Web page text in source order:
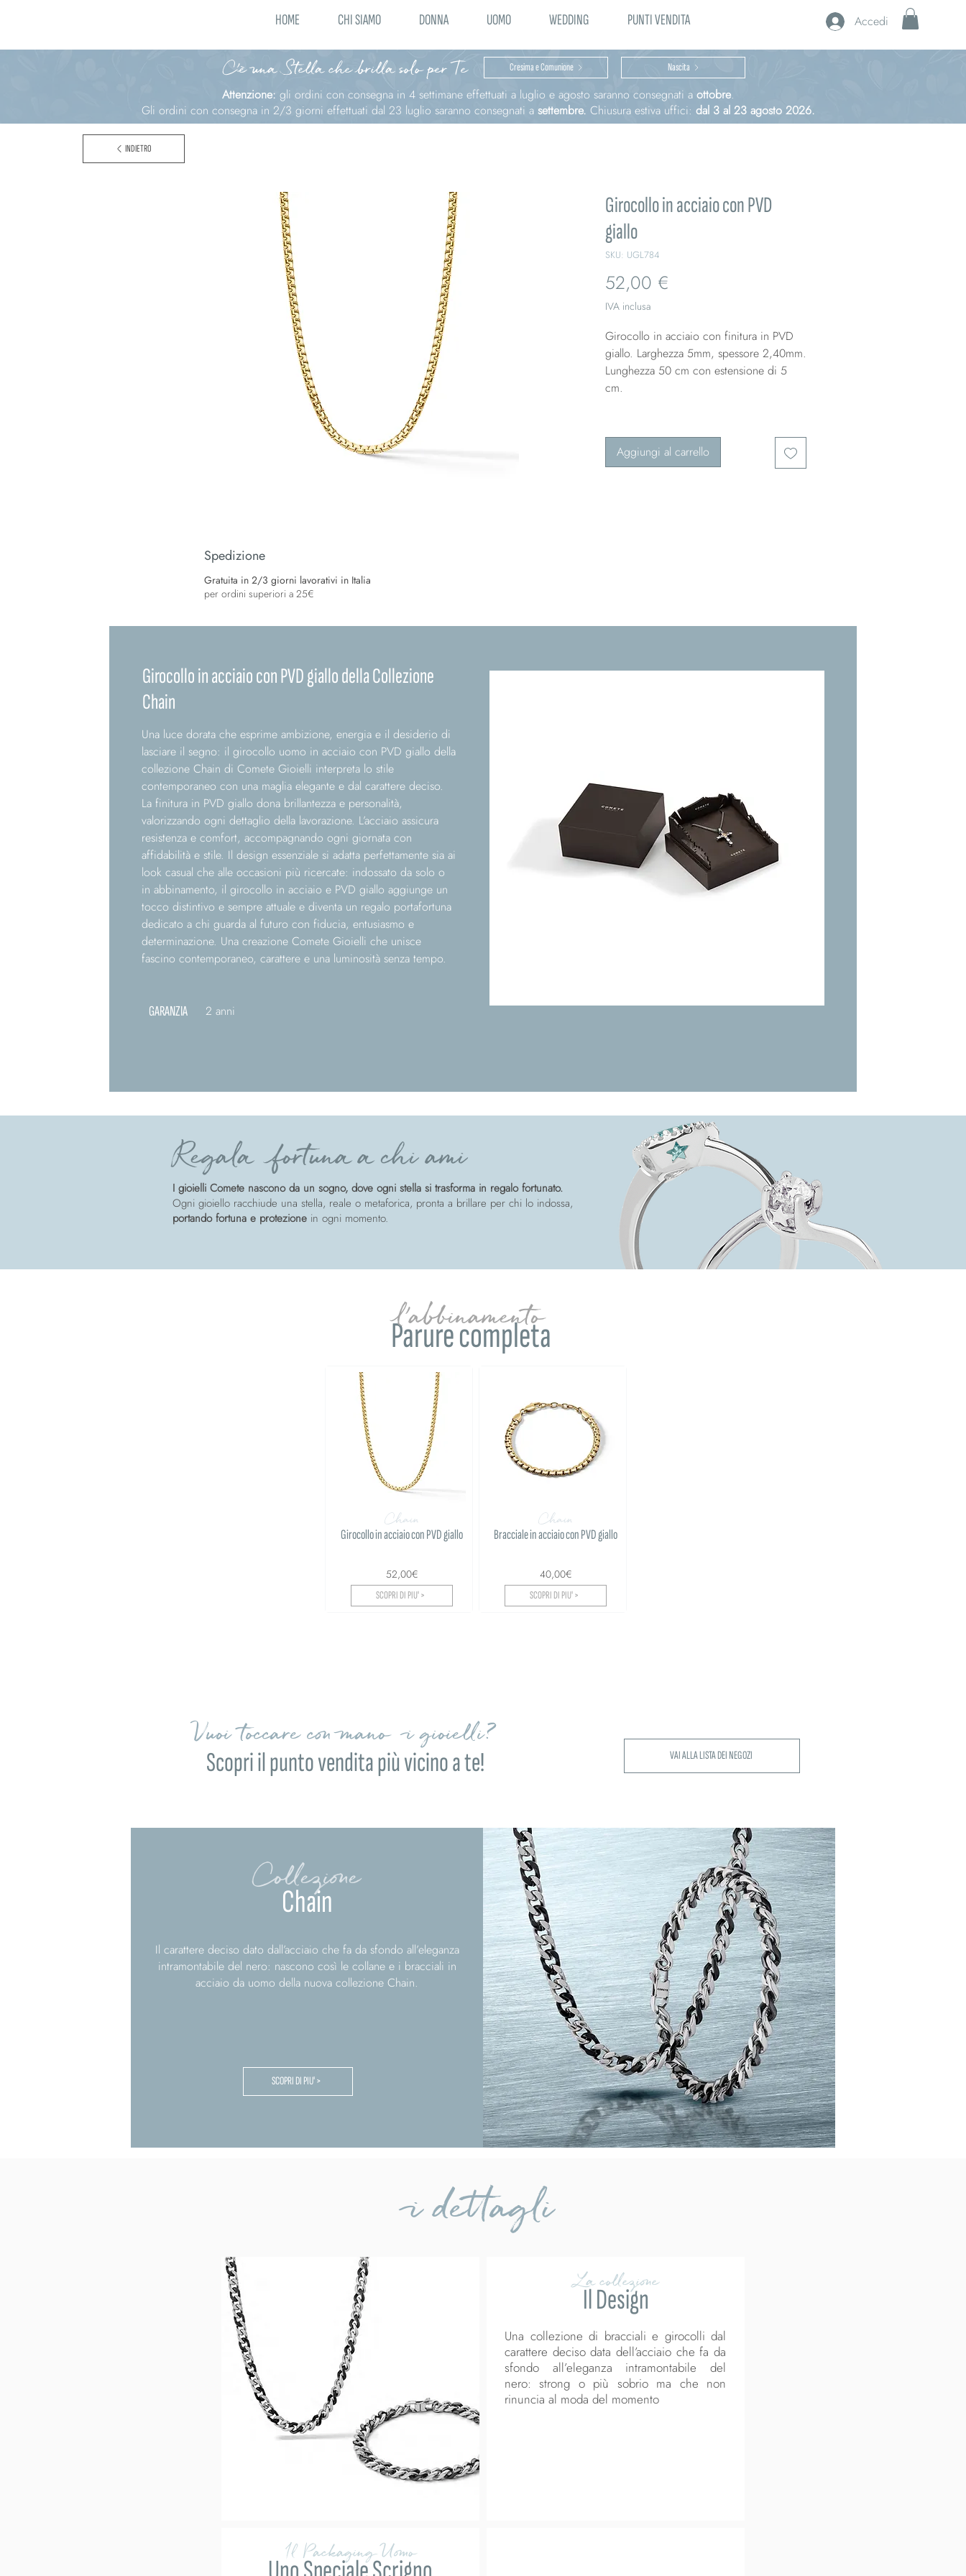
HOME CHI SIAMO DONNA UOMO WEDDING PUNTI VENDITA Accedi
C'è una Stella che brilla solo per Te Cresima e Comunione Nascita
Attenzione: gli ordini con consegna in 4 settimane effettuati a luglio e agosto saranno consegnati a ottobre.
Gli ordini con consegna in 2/3 giorni effettuati dal 23 luglio saranno consegnati a settembre. Chiusura estiva uffici: dal 3 al 23 agosto 2026.
Girocollo in acciaio con PVD
giallo
SKU: UGL784
52,00 €
IVA inclusa
Girocollo in acciaio con finitura in PVD
giallo. Larghezza 5mm, spessore 2,40mm.
Lunghezza 50 cm con estensione di 5
cm.
Aggiungi al carrello
INDIETRO
Spedizione
Gratuita in 2/3 giorni lavorativi in Italia
per ordini superiori a 25€
Girocollo in acciaio con PVD giallo della Collezione
Chain
Una luce dorata che esprime ambizione, energia e il desiderio di
lasciare il segno: il girocollo uomo in acciaio con PVD giallo della
collezione Chain di Comete Gioielli interpreta lo stile
contemporaneo con una maglia elegante e dal carattere deciso.
La finitura in PVD giallo dona brillantezza e personalità,
valorizzando ogni dettaglio della lavorazione. L’acciaio assicura
resistenza e comfort, accompagnando ogni giornata con
affidabilità e stile. Il design essenziale si adatta perfettamente sia ai
look casual che alle occasioni più ricercate: indossato da solo o
in abbinamento, il girocollo in acciaio e PVD giallo aggiunge un
tocco distintivo e sempre attuale e diventa un regalo portafortuna
dedicato a chi guarda al futuro con fiducia, entusiasmo e
determinazione. Una creazione Comete Gioielli che unisce
fascino contemporaneo, carattere e una luminosità senza tempo.
GARANZIA 2 anni
Regala fortuna a chi ami
I gioielli Comete nascono da un sogno, dove ogni stella si trasforma in regalo fortunato.
Ogni gioiello racchiude una stella, reale o metaforica, pronta a brillare per chi lo indossa,
portando fortuna e protezione in ogni momento.
Parure completa
l'abbinamento
Chain
Girocollo in acciaio con PVD giallo
52,00€
SCOPRI DI PIU' >
Chain
Bracciale in acciaio con PVD giallo
40,00€
SCOPRI DI PIU' >
Vuoi toccare con mano i gioielli?
Scopri il punto vendita più vicino a te! VAI ALLA LISTA DEI NEGOZI
Chain
Collezione
Il carattere deciso dato dall’acciaio che fa da sfondo all’eleganza
intramontabile del nero: nascono così le collane e i bracciali in
acciaio da uomo della nuova collezione Chain.
SCOPRI DI PIU' >
i dettagli
Il Packaging Uomo
La collezione
Il Design
Una collezione di bracciali e girocolli dal
carattere deciso data dell’acciaio che fa da
sfondo all’eleganza intramontabile del
nero: strong o più sobrio ma che non
rinuncia al moda del momento